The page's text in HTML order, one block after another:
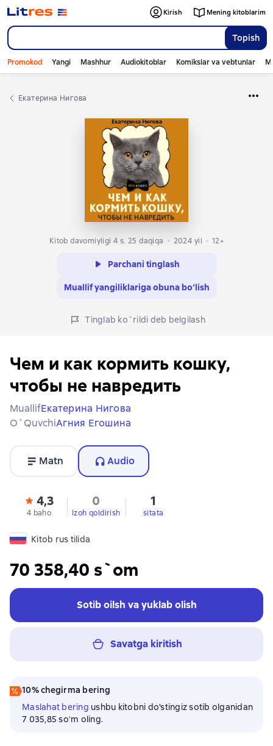
Topish
Kirish Mening kitoblarim
Promokod Yangi Mashhur Audiokitoblar Komikslar va vebtunlar
Екатерина Нигова
Kitob davomiyligi 4 s. 25 daqiqa 2024 yil 12+
Parchani tinglash
Muallif yangiliklariga obuna bo‘lish
Tinglab ko`rildi deb belgilash
Чем и как кормить кошку,
чтобы не навредить
MuallifЕкатерина Нигова
O`quvchiАгния Егошина
Matn Audio
4,3
4 baho
0
Izoh qoldirish
1
sitata
Kitob rus tilida
70 358,40 s`om
Sotib oilsh va yuklab olish
Savatga kiritish
10% chegirma bering
Maslahat bering ushbu kitobni do'stingiz sotib olganidan
7 035,85 soʻm oling.